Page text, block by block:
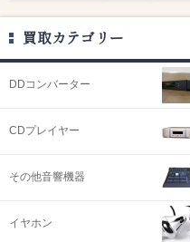
買取カテゴリー
DDコンバーター
CDプレイヤー
その他音響機器
イヤホン